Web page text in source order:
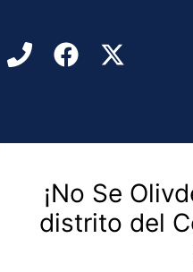
¡No Se
distrito del